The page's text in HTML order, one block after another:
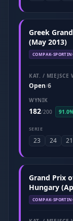
Greek
(May 2013)
COMPAK-
KAT. / MIEJSCE
Open/6
WYNIK
182/200
SERIE
23 24 21
Grand Prix
Hungary
COMPAK-